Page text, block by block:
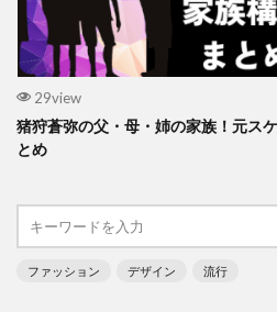
29view
猪狩蒼弥の父・母・姉の家族！元ス
とめ
ファッション デザイン 流行